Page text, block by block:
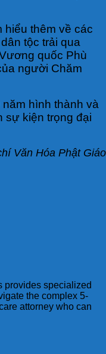
hiểu thêm về các
tộc trải qua
quốc Phù
người Chăm
hình thành và
sự kiện trọng đại
Văn Hóa Phật Giáo
provides specialized
the complex 5-
attorney who can